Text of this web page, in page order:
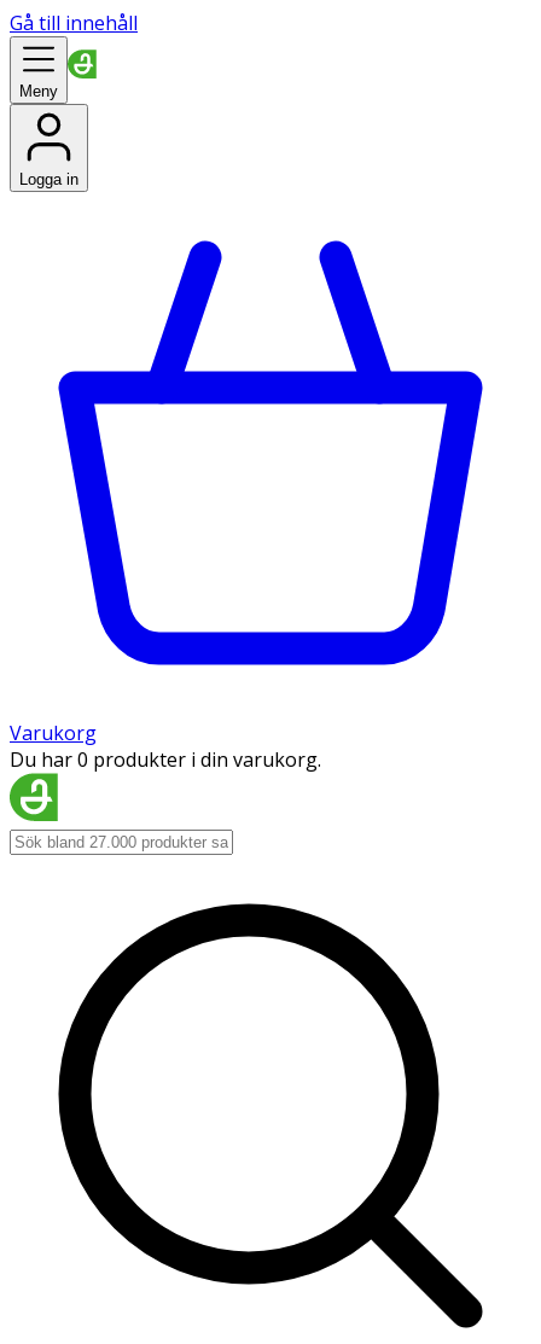
Gå till innehåll
Meny
Logga in
Varukorg
Du har 0 produkter i din varukorg.